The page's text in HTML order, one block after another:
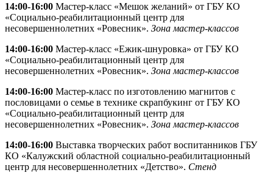
14:00-16:00 Мастер-класс «Мешок желаний» от ГБУ КО
«Социально-реабилитационный центр для
несовершеннолетних «Ровесник». Зона мастер-классов
14:00-16:00 Мастер-класс «Ежик-шнуровка» от ГБУ КО
«Социально-реабилитационный центр для
несовершеннолетних «Ровесник». Зона мастер-классов
14:00-16:00 Мастер-класс по изготовлению магнитов с
пословицами о семье в технике скрапбукинг от ГБУ КО
«Социально-реабилитационный центр для
несовершеннолетних «Ровесник». Зона мастер-классов
14:00-16:00 Выставка творческих работ воспитанников ГБУ
КО «Калужский областной социально-реабилитационный
центр для несовершеннолетних «Детство». Стенд